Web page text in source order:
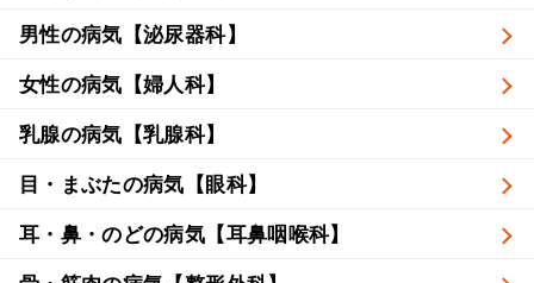
男性の病気【泌尿器科】
女性の病気【婦人科】
乳腺の病気【乳腺科】
目・まぶたの病気【眼科】
耳・鼻・のどの病気【耳鼻咽喉科】